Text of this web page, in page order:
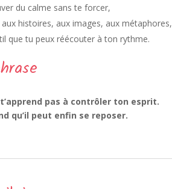
du calme sans te forcer,
histoires, aux images, aux métaphores,
que tu peux réécouter à ton rythme.
t’apprend pas à contrôler ton esprit.
qu’il peut enfin se reposer.